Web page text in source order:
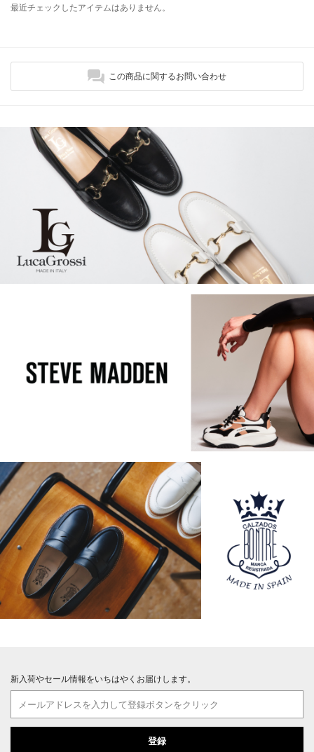
最近チェックしたアイテムはありません。
この商品に関するお問い合わせ
新入荷やセール情報をいちはやくお届けします。
登録